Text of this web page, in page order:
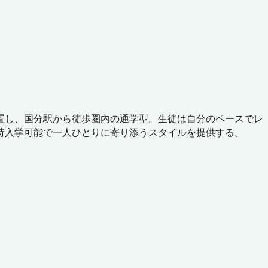
、国分駅から徒歩圏内の通学型。生徒は自分のペースでレ
学可能で一人ひとりに寄り添うスタイルを提供する。